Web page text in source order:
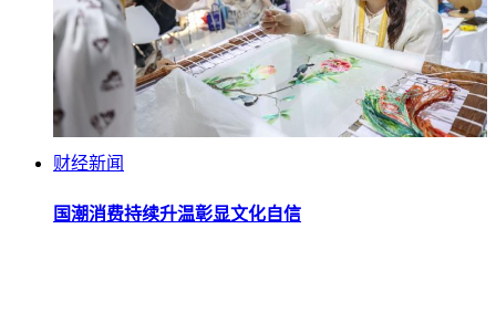
财经新闻
国潮消费持续升温彰显文化自信